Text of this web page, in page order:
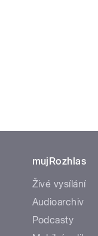
mujRozhlas
Živé vysílání
Audioarchiv
Podcasty